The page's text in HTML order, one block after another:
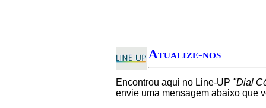
Atualize-nos
Encontrou aqui no Line-UP "Dial
envie uma mensagem abaixo que